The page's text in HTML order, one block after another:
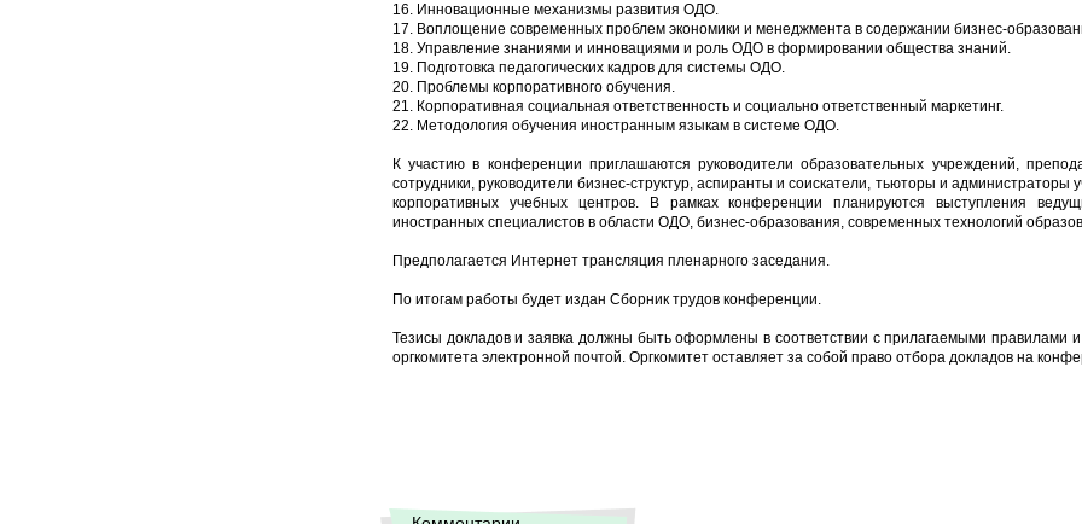
16. Инновационные механизмы развития ОДО.
17. Воплощение современных проблем экономики и менеджмента в содержании бизнес-
18. Управление знаниями и инновациями и роль ОДО в формировании общества знаний.
19. Подготовка педагогических кадров для системы ОДО.
20. Проблемы корпоративного обучения.
21. Корпоративная социальная ответственность и социально ответственный маркетинг.
22. Методология обучения иностранным языкам в системе ОДО.
К участию в конференции приглашаются руководители образовательных учреждений,
сотрудники, руководители бизнес-структур, аспиранты и соискатели, тьюторы и администраторы
корпоративных учебных центров. В рамках конференции планируются выступления
иностранных специалистов в области ОДО, бизнес-образования, современных технологий
Предполагается Интернет трансляция пленарного заседания.
По итогам работы будет издан Сборник трудов конференции.
Тезисы докладов и заявка должны быть оформлены в соответствии с прилагаемыми правилами
оргкомитета электронной почтой. Оргкомитет оставляет за собой право отбора докладов на